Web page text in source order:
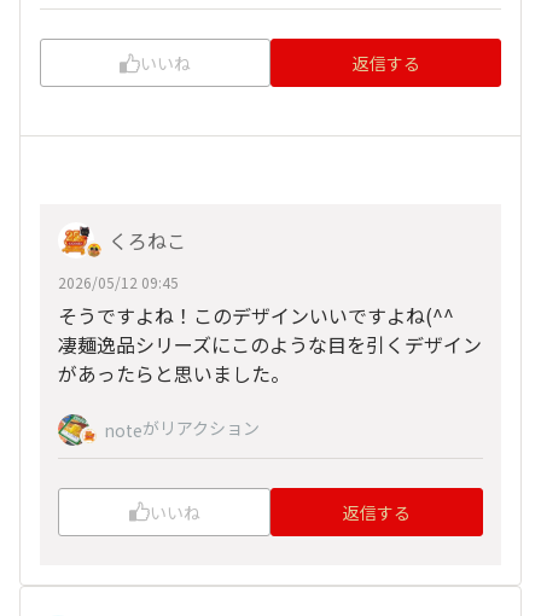
いいね 返信する
くろねこ
2026/05/12 09:45
そうですよね！このデザインいいですよね(^^
凄麺逸品シリーズにこのような目を引くデザイン
があったらと思いました。
noteがリアクション
いいね 返信する